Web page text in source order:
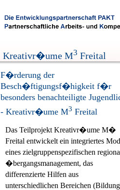
Kreativr�ume M3 Freital
F�rderung der
Besch�ftigungsf�higkeit f�r
besonders benachteiligte
- Kreativr�ume M3 Freital
Das Teilprojekt Kreativr�ume M�
Freital entwickelt ein integriertes
eines zielgruppenspezifischen
�bergangsmanagement, das
differenzierte Hilfen aus
unterschiedlichen Bereichen